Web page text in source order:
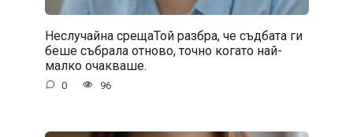
Неслучайна срещаТой разбра, че съдбата ги
беше събрала отново, точно когато най-
малко очакваше.
0 96